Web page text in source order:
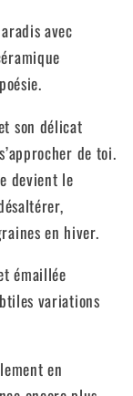
avec
son délicat
de toi.
devient le
en hiver.
émaillée
variations
en